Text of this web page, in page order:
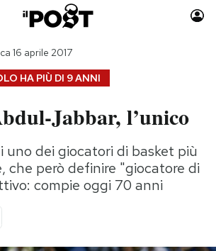
Auto
Moda
Consumismi
Storie/Idee
HA PIÙ DI 9 ANNI
16 aprile 2017
Jabbar, l’unico
uno dei giocatori di basket più
che però definire "giocatore di
compie oggi 70 anni